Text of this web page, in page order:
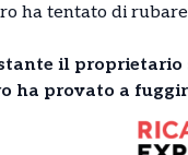
ha tentato di
il proprietario
ha provato a